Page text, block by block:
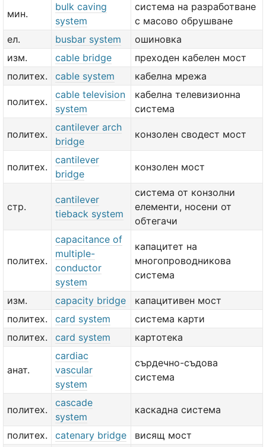
мин.
bulk caving
system
система на разработване
с масово обрушване
ел.
busbar system
ошиновка
изм.
cable bridge
преходен кабелен мост
политех.
cable system кабелна мрежа
политех.
cable television
system
кабелна телевизионна
система
политех.
cantilever arch
bridge
конзолен сводест мост
политех.
cantilever
bridge
конзолен мост
стр.
cantilever
tieback system
система от конзолни
елементи, носени от
обтегачи
политех.
capacitance of
multiple-
conductor
system
капацитет на
многопроводникова
система
изм. capacity bridge
капацитивен мост
политех.
card system
система карти
политех.
card system картотека
анат.
cardiac
vascular
system
сърдечно-съдова
система
политех.
cascade
system
каскадна система
политех. catenary bridge висящ мост